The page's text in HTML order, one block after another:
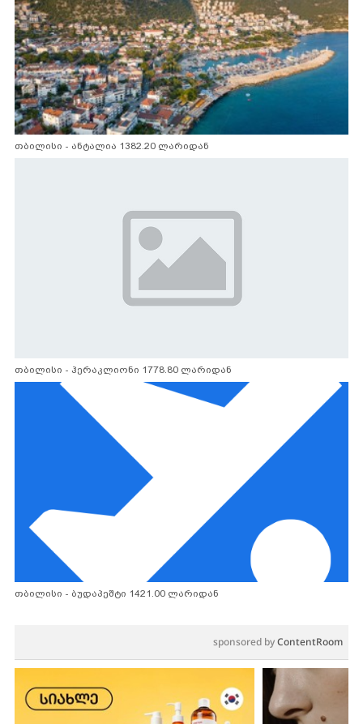
თბილისი - ანტალია 1382.20 ლარიდან
თბილისი - ჰერაკლიონი 1778.80 ლარიდან
თბილისი - ბუდაპეშტი 1421.00 ლარიდან
sponsored byContentRoom